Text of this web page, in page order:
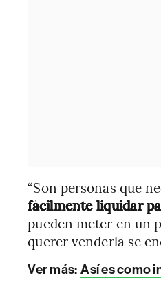
“Son personas que
fácilmente liquidar
pueden meter en un
querer venderla se
Ver más: Así es como